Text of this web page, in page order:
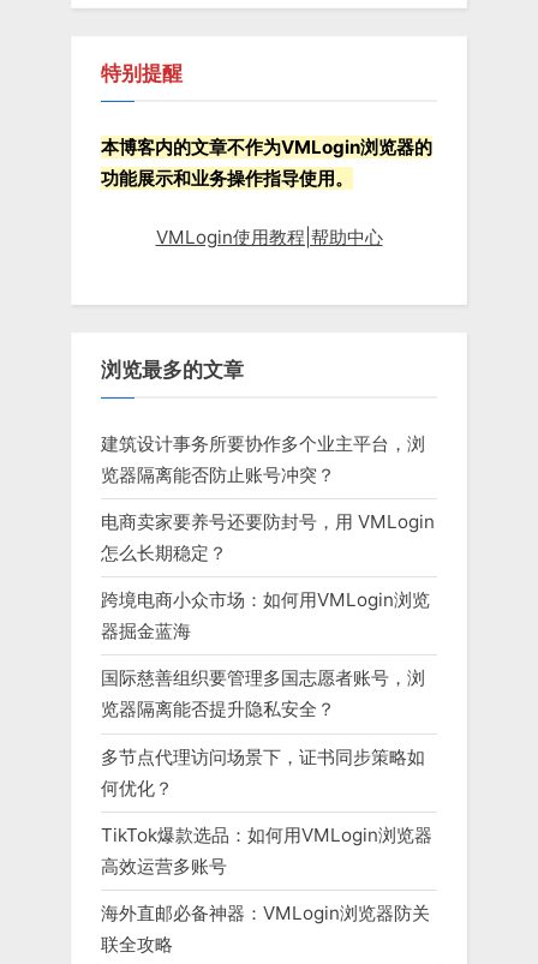
特别提醒
本博客内的文章不作为VMLogin浏览器的
功能展示和业务操作指导使用。
VMLogin使用教程|帮助中心
浏览最多的文章
建筑设计事务所要协作多个业主平台，浏
览器隔离能否防止账号冲突？
电商卖家要养号还要防封号，用 VMLogin
怎么长期稳定？
跨境电商小众市场：如何用VMLogin浏览
器掘金蓝海
国际慈善组织要管理多国志愿者账号，浏
览器隔离能否提升隐私安全？
多节点代理访问场景下，证书同步策略如
何优化？
TikTok爆款选品：如何用VMLogin浏览器
高效运营多账号
海外直邮必备神器：VMLogin浏览器防关
联全攻略